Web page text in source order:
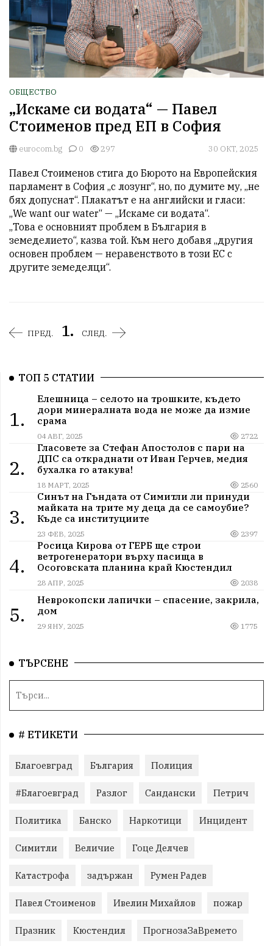
ОБЩЕСТВО
„Искаме си водата“ — Павел
Стоименов пред ЕП в София
eurocom.bg 0 297 30 ОКТ, 2025
Павел Стоименов стига до Бюрото на Европейския
парламент в София „с лозунг“, но, по думите му, „не
бях допуснат“. Плакатът е на английски и гласи:
„We want our water“ — „Искаме си водата“.
„Това е основният проблем в България в
земеделието“, казва той. Към него добавя „другия
основен проблем — неравенството в този ЕС с
другите земеделци“.
ПРЕД. 1. СЛЕД.
ТОП 5 СТАТИИ
1.
Елешница – селото на трошките, където
дори минералната вода не може да измие
срама
04 АВГ, 2025 2722
2.
Гласовете за Стефан Апостолов с пари на
ДПС са откраднати от Иван Герчев, медия
бухалка го атакува!
18 МАРТ, 2025 2560
3.
Синът на Гъндата от Симитли ли принуди
майката на трите му деца да се самоубие?
Къде са институциите
23 ФЕВ, 2025 2397
4.
Росица Кирова от ГЕРБ ще строи
ветрогенератори върху пасища в
Осоговската планина край Кюстендил
28 АПР, 2025 2038
5.
Неврокопски лапички – спасение, закрила,
дом
29 ЯНУ, 2025 1775
ТЪРСЕНЕ
# ЕТИКЕТИ
Благоевград България Полиция
#Благоевград Разлог Сандански Петрич
Политика Банско Наркотици Инцидент
Симитли Величие Гоце Делчев
Катастрофа задържан Румен Радев
Павел Стоименов Ивелин Михайлов пожар
Празник Кюстендил ПрогнозаЗаВремето